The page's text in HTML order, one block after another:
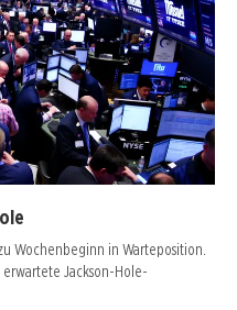
Wochenbeginn in Warteposition.
Jackson-Hole-